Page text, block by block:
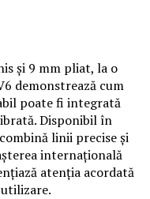
și 9 mm pliat, la o
demonstrează cum
poate fi integrată
Disponibil în
linii precise și
internațională
atenția acordată